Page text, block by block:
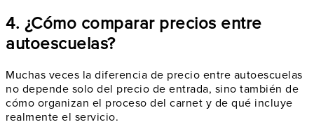
4. ¿Cómo comparar precios entre
autoescuelas?
Muchas veces la diferencia de precio entre autoescuelas
no depende solo del precio de entrada, sino también de
cómo organizan el proceso del carnet y de qué incluye
realmente el servicio.